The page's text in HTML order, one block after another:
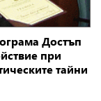
Достъп
при
тайни